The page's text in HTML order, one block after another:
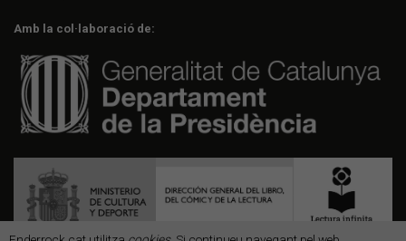
Amb la col·laboració de: